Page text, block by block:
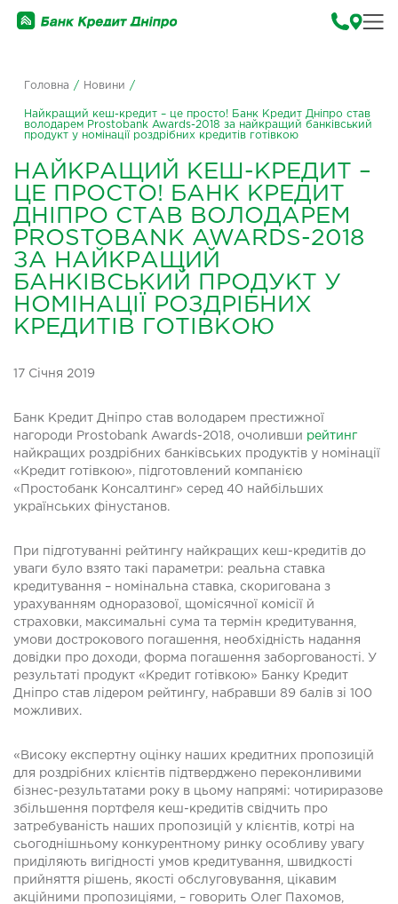
Головна / Новини /
Найкращий кеш-кредит – це просто! Банк Кредит Дніпро став
володарем Prostobank Awards-2018 за найкращий банківський
продукт у номінації роздрібних кредитів готівкою
НАЙКРАЩИЙ КЕШ-КРЕДИТ –
ЦЕ ПРОСТО! БАНК КРЕДИТ
ДНІПРО СТАВ ВОЛОДАРЕМ
PROSTOBANK AWARDS-2018
ЗА НАЙКРАЩИЙ
БАНКІВСЬКИЙ ПРОДУКТ У
НОМІНАЦІЇ РОЗДРІБНИХ
КРЕДИТІВ ГОТІВКОЮ
17 Січня 2019
Банк Кредит Дніпро став володарем престижної
нагороди Prostobank Awards-2018, очоливши рейтинг
найкращих роздрібних банківських продуктів у номінації
«Кредит готівкою», підготовлений компанією
«Простобанк Консалтинг» серед 40 найбільших
українських фінустанов.
При підготуванні рейтингу найкращих кеш-кредитів до
уваги було взято такі параметри: реальна ставка
кредитування – номінальна ставка, скоригована з
урахуванням одноразової, щомісячної комісії й
страховки, максимальні сума та термін кредитування,
умови дострокового погашення, необхідність надання
довідки про доходи, форма погашення заборгованості. У
результаті продукт «Кредит готівкою» Банку Кредит
Дніпро став лідером рейтингу, набравши 89 балів зі 100
можливих.
«Високу експертну оцінку наших кредитних пропозицій
для роздрібних клієнтів підтверджено переконливими
бізнес-результатами року в цьому напрямі: чотириразове
збільшення портфеля кеш-кредитів свідчить про
затребуваність наших пропозицій у клієнтів, котрі на
сьогоднішньому конкурентному ринку особливу увагу
приділяють вигідності умов кредитування, швидкості
прийняття рішень, якості обслуговування, цікавим
акційними пропозиціями, – говорить Олег Пахомов,